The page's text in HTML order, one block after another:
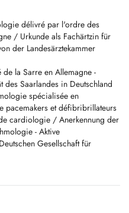
délivré par l'ordre des
/ Urkunde als Fachärtzin für
der Landesärztekammer
la Sarre en Allemagne -
Saarlandes in Deutschland
spécialisée en
pacemakers et défibribrillateurs
cardiologie / Anerkennung der
- Aktive
Gesellschaft für